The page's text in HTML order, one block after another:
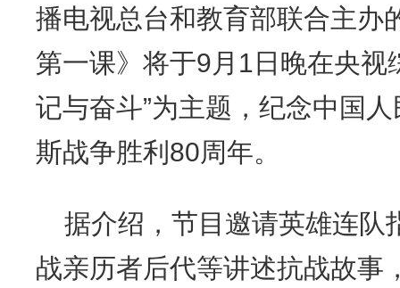
播电视总台和教育部联合主办
第一课》将于9月1日晚在央视
记与奋斗”为主题，纪念中国
斯战争胜利80周年。
据介绍，节目邀请英雄连队
战亲历者后代等讲述抗战故事